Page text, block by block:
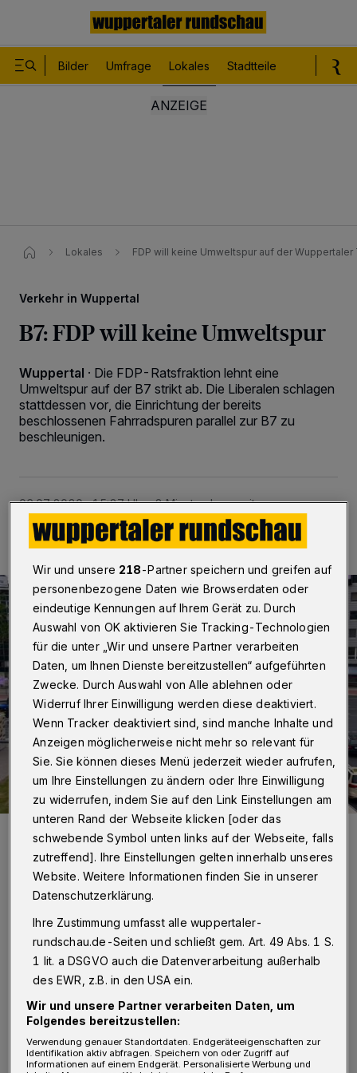
Bilder Umfrage Lokales Stadtteile
Lokales FDP will keine Umweltspur auf der Wuppertaler
Verkehr in Wuppertal
B7: FDP will keine Umweltspur
Wuppertal · Die FDP-Ratsfraktion lehnt eine
Umweltspur auf der B7 strikt ab. Die Liberalen schlagen
stattdessen vor, die Einrichtung der bereits
beschlossenen Fahrradspuren parallel zur B7 zu
beschleunigen.
06.07.2020 , 15:27 Uhr 2 Minuten Lesezeit
Der Verkehnsknoten Brausenwerth auf der B7.
„Die Schwebebahn wird für ein Jahr zum
größten Teil ausfallen. Das wird zu mehr
Verkehr auf der Talachse führen; also zu mehr
Bussen im Schwebebahnersatzverkehr und
natürlich auch zu mehr Autos von Bürgern,
Wir und unsere 218-Partner speichern und greifen auf
personenbezogene Daten wie Browserdaten oder
eindeutige Kennungen auf Ihrem Gerät zu. Durch
Auswahl von OK aktivieren Sie Tracking-Technologien
für die unter „Wir und unsere Partner verarbeiten
Daten, um Ihnen Dienste bereitzustellen“ aufgeführten
Zwecke. Durch Auswahl von Alle ablehnen oder
Widerruf Ihrer Einwilligung werden diese deaktiviert.
Wenn Tracker deaktiviert sind, sind manche Inhalte und
Anzeigen möglicherweise nicht mehr so relevant für
Sie. Sie können dieses Menü jederzeit wieder aufrufen,
um Ihre Einstellungen zu ändern oder Ihre Einwilligung
zu widerrufen, indem Sie auf den Link Einstellungen am
unteren Rand der Webseite klicken [oder das
schwebende Symbol unten links auf der Webseite, falls
zutreffend]. Ihre Einstellungen gelten innerhalb unseres
Website. Weitere Informationen finden Sie in unserer
Datenschutzerklärung.
Ihre Zustimmung umfasst alle wuppertaler-
rundschau.de-Seiten und schließt gem. Art. 49 Abs. 1 S.
1 lit. a DSGVO auch die Datenverarbeitung außerhalb
des EWR, z.B. in den USA ein.
Wir und unsere Partner verarbeiten Daten, um
Folgendes bereitzustellen:
Verwendung genauer Standortdaten. Endgeräteeigenschaften zur
Identifikation aktiv abfragen. Speichern von oder Zugriff auf
Informationen auf einem Endgerät. Personalisierte Werbung und